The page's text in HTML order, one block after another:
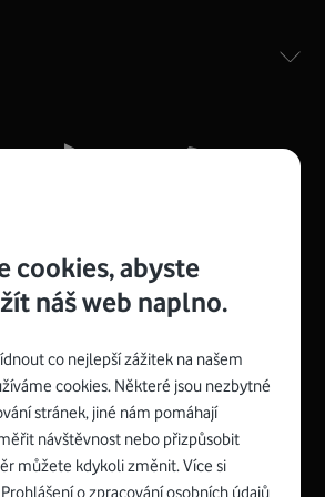
domácnost. Kompaktní rozměry 21
:
16 x 22 x 7,5 cm (včetně stojánku)
LAN porty a bezdrátové připojení Wi-
se s Vodafonem
cookies, abyste
náš web naplno.
co nejlepší zážitek na našem
cookies. Některé jsou nezbytné
stránek, jiné nám pomáhají
návštěvnost nebo přizpůsobit
můžete kdykoli změnit. Více si
Prohlášení o zpracování osobních údajů